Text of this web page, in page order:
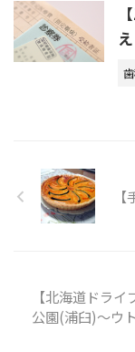
え
【北海道ドラ
公園(浦臼)～ウ